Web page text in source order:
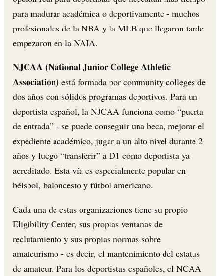
para madurar académica o deportivamente - muchos
profesionales de la NBA y la MLB que llegaron tarde
empezaron en la NAIA.
NJCAA (National Junior College Athletic
Association) está formada por community colleges de
dos años con sólidos programas deportivos. Para un
deportista español, la NJCAA funciona como “puerta
de entrada” - se puede conseguir una beca, mejorar el
expediente académico, jugar a un alto nivel durante 2
años y luego “transferir” a D1 como deportista ya
acreditado. Esta vía es especialmente popular en
béisbol, baloncesto y fútbol americano.
Cada una de estas organizaciones tiene su propio
Eligibility Center, sus propias ventanas de
reclutamiento y sus propias normas sobre
amateurismo - es decir, el mantenimiento del estatus
de amateur. Para los deportistas españoles, el NCAA